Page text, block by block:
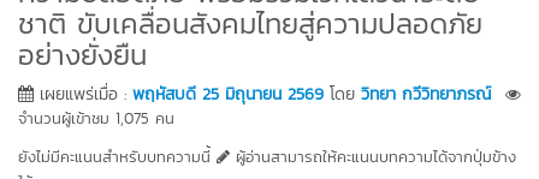
ชาติ ขับเคลื่อนสังคมไทยสู่ความปลอดภัย
อย่างยั่งยืน
เผยแพร่เมื่อ : พฤหัสบดี 25 มิถุนายน 2569 โดย วิทยา กวีวิทยาภรณ์
จำนวนผู้เข้าชม 1,075 คน
ยังไม่มีคะแนนสำหรับบทความนี้
ผู้อ่านสามารถให้คะแนนบทความได้จากปุ่มข้าง